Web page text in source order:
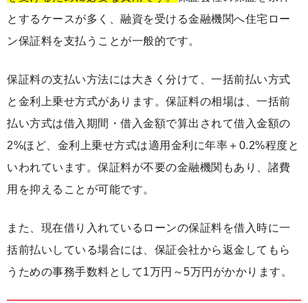
とするケースが多く、融資を受ける金融機関へ住宅ロー
ン保証料を支払うことが一般的です。
保証料の支払い方法には大きく分けて、一括前払い方式
と金利上乗せ方式があります。保証料の相場は、一括前
払い方式は借入期間・借入金額で算出されて借入金額の
2%ほど、金利上乗せ方式は適用金利に年率＋0.2%程度と
いわれています。保証料が不要の金融機関もあり、諸費
用を抑えることが可能です。
また、現在借り入れているローンの保証料を借入時に一
括前払いしている場合には、保証会社から返金してもら
うための事務手数料として1万円～5万円がかかります。